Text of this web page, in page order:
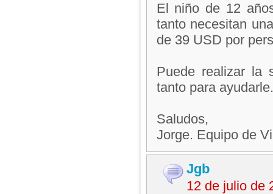
El niño de 12
tanto necesitan
de 39 USD por
Puede realizar la
tanto para ayudarle.
Saludos,
Jorge. Equipo de
Jgb
12 de julio de